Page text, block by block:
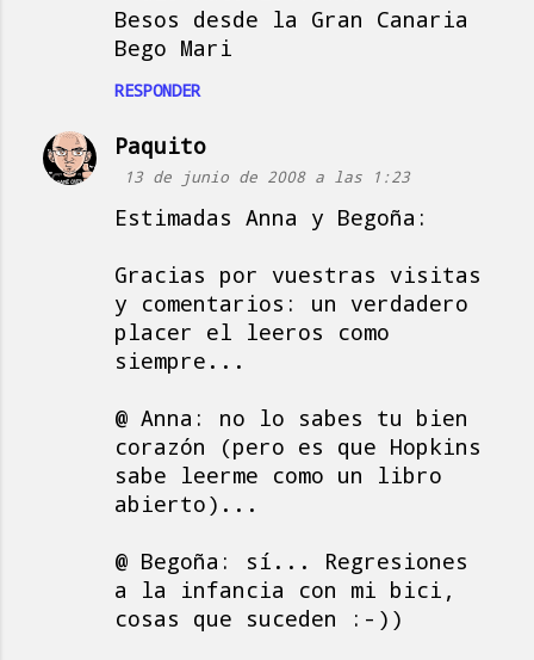
Besos desde la Gran Canaria
Bego Mari
RESPONDER
Paquito
13 de junio de 2008 a las 1:23
Estimadas Anna y Begoña:
Gracias por vuestras visitas
y comentarios: un verdadero
placer el leeros como
siempre...
@ Anna: no lo sabes tu bien
corazón (pero es que Hopkins
sabe leerme como un libro
abierto)...
@ Begoña: sí... Regresiones
a la infancia con mi bici,
cosas que suceden :-))